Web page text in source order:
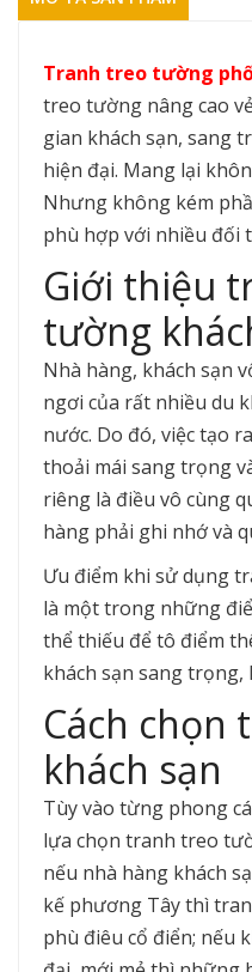
Tranh treo tường
treo tường nâng cao
gian khách sạn, sang
hiện đại. Mang lại
Nhưng không kém
phù hợp với nhiều đối
Giới thiệu
tường
Nhà hàng, khách sạn
ngơi của rất nhiều du
nước. Do đó, việc tạo
thoải mái sang trọng
riêng là điều vô cùng
hàng phải ghi nhớ và
Ưu điểm khi sử dụng
là một trong những
thể thiếu để tô điểm
khách sạn sang trọng,
Cách chọn
khách sạn
Tùy vào từng phong
lựa chọn tranh treo
nếu nhà hàng khách
kế phương Tây thì
phù điêu cổ điển; nếu